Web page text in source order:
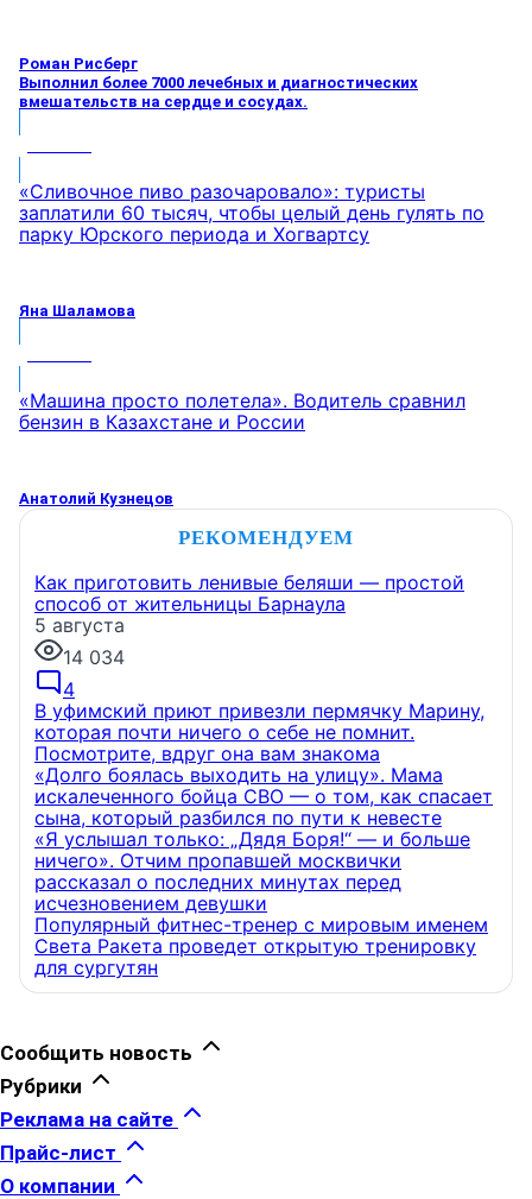
Роман Рисберг
Выполнил более 7000 лечебных и диагностических
вмешательств на сердце и сосудах.
«Сливочное пиво разочаровало»: туристы
заплатили 60 тысяч, чтобы целый день гулять по
парку Юрского периода и Хогвартсу
Яна Шаламова
«Машина просто полетела». Водитель сравнил
бензин в Казахстане и России
Анатолий Кузнецов
РЕКОМЕНДУЕМ
Как приготовить ленивые беляши — простой
способ от жительницы Барнаула
5 августа
14 034
4
В уфимский приют привезли пермячку Марину,
которая почти ничего о себе не помнит.
Посмотрите, вдруг она вам знакома
«Долго боялась выходить на улицу». Мама
искалеченного бойца СВО — о том, как спасает
сына, который разбился по пути к невесте
«Я услышал только: „Дядя Боря!“ — и больше
ничего». Отчим пропавшей москвички
рассказал о последних минутах перед
исчезновением девушки
Популярный фитнес-тренер с мировым именем
Света Ракета проведет открытую тренировку
для сургутян
Сообщить новость
Рубрики
Реклама на сайте
Прайс-лист
О компании